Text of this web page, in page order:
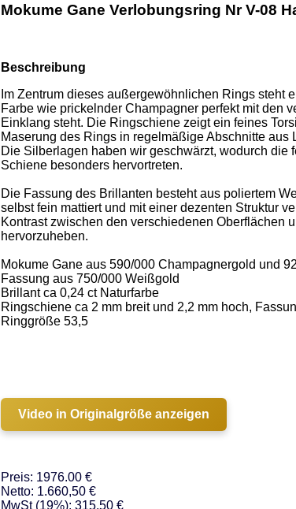
Mokume Gane Verlobungsring Nr V-08
Beschreibung
Im Zentrum dieses außergewöhnlichen Rings steht
Farbe wie prickelnder Champagner perfekt mit den
Einklang steht. Die Ringschiene zeigt ein feines
Maserung des Rings in regelmäßige Abschnitte aus
Die Silberlagen haben wir geschwärzt, wodurch die
Schiene besonders hervortreten.
Die Fassung des Brillanten besteht aus poliertem
selbst fein mattiert und mit einer dezenten Struktur
Kontrast zwischen den verschiedenen Oberflächen
hervorzuheben.
Mokume Gane aus 590/000 Champagnergold und
Fassung aus 750/000 Weißgold
Brillant ca 0,24 ct Naturfarbe
Ringschiene ca 2 mm breit und 2,2 mm hoch,
Ringgröße 53,5
Video in Originalgröße anzeigen
Preis: 1976.00 €
Netto: 1.660,50 €
MwSt (19%): 315,50 €